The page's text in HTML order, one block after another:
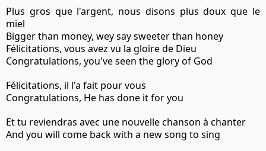
Plus gros que l'argent, nous disons plus doux que le
miel
Bigger than money, wey say sweeter than honey
Félicitations, vous avez vu la gloire de Dieu
Congratulations, you've seen the glory of God
Félicitations, il l'a fait pour vous
Congratulations, He has done it for you
Et tu reviendras avec une nouvelle chanson à chanter
And you will come back with a new song to sing